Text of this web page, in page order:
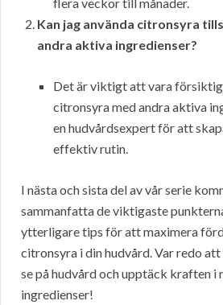
Kan jag använda citronsyra
andra aktiva ingredienser?
Det är viktigt att vara
citronsyra med andra aktiva
en hudvårdsexpert för att
effektiv rutin.
I nästa och sista del av vår serie
sammanfatta de viktigaste
ytterligare tips för att maximera
citronsyra i din hudvård. Var redo
se på hudvård och upptäck kraften i
ingredienser!